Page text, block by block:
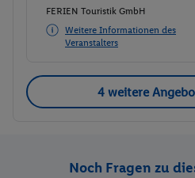
FERIEN Touristik GmbH
Weitere Informationen des
Veranstalters
4 weitere
Noch Fragen zu